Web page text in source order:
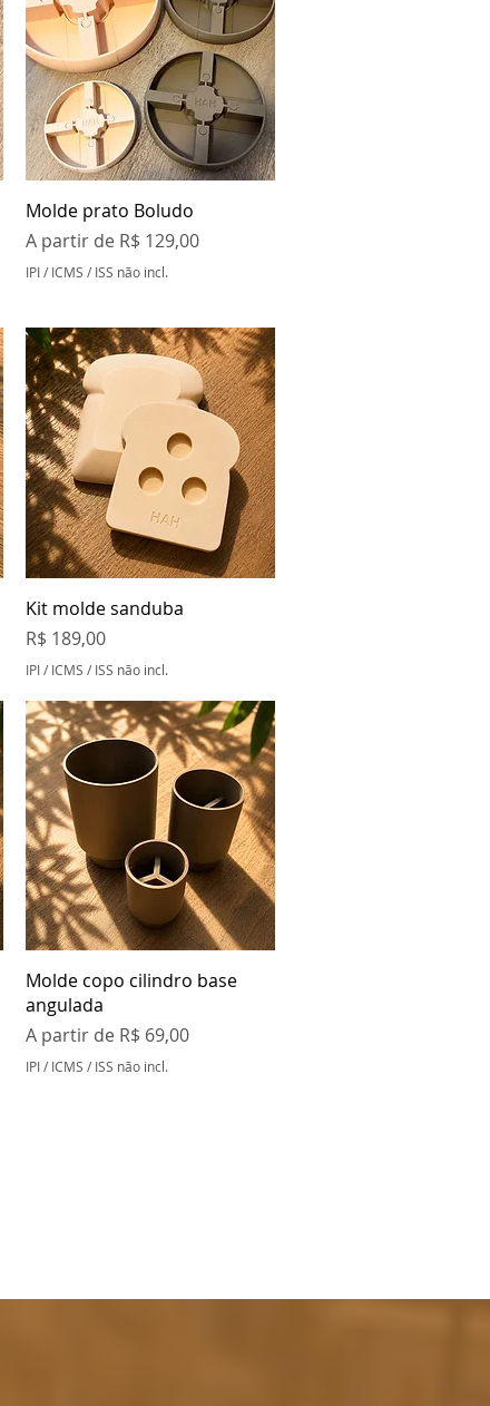
Visualização rápida
Molde prato Boludo
A partir de R$ 129,00
Preço promocional
IPI / ICMS / ISS não incl.
Visualização rápida
Kit molde sanduba
Preço
R$ 189,00
IPI / ICMS / ISS não incl.
Visualização rápida
Molde copo cilindro base
angulada
A partir de R$ 69,00
Preço promocional
IPI / ICMS / ISS não incl.